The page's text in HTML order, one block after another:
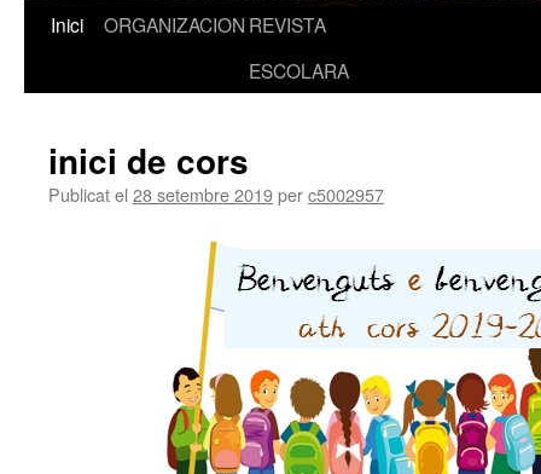
Vés
Inici ORGANIZACION REVISTA
ESCOLARA
inici de cors
Publicat el 28 setembre 2019perc5002957